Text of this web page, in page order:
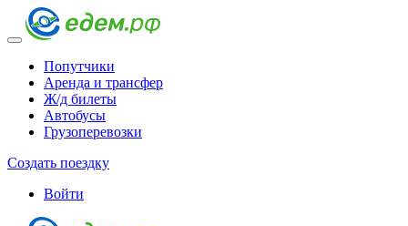
Попутчики
Аренда и трансфер
Ж/д билеты
Автобусы
Грузоперевозки
Создать поездку
Войти